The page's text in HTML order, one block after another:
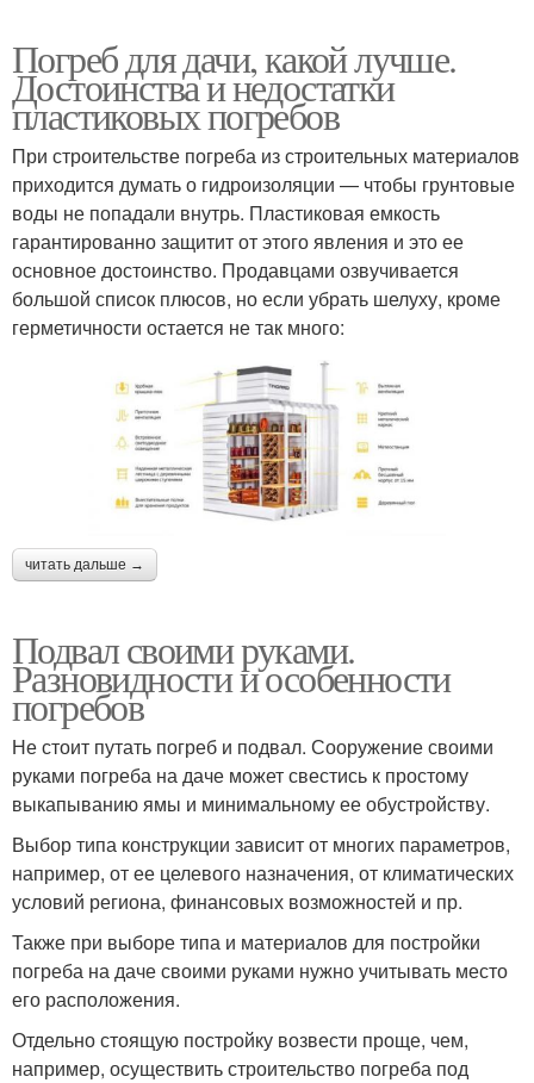
Погреб для дачи, какой лучше.
Достоинства и недостатки
пластиковых погребов
При строительстве погреба из строительных материалов
приходится думать о гидроизоляции — чтобы грунтовые
воды не попадали внутрь. Пластиковая емкость
гарантированно защитит от этого явления и это ее
основное достоинство. Продавцами озвучивается
большой список плюсов, но если убрать шелуху, кроме
герметичности остается не так много:
читать дальше →
Подвал своими руками.
Разновидности и особенности
погребов
Не стоит путать погреб и подвал. Сооружение своими
руками погреба на даче может свестись к простому
выкапыванию ямы и минимальному ее обустройству.
Выбор типа конструкции зависит от многих параметров,
например, от ее целевого назначения, от климатических
условий региона, финансовых возможностей и пр.
Также при выборе типа и материалов для постройки
погреба на даче своими руками нужно учитывать место
его расположения.
Отдельно стоящую постройку возвести проще, чем,
например, осуществить строительство погреба под